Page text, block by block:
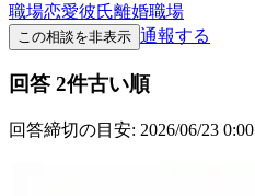
職場恋愛彼氏離婚職場
この相談を非表示 通報する
回答 2件古い順
回答締切の目安: 2026/06/23 0:00